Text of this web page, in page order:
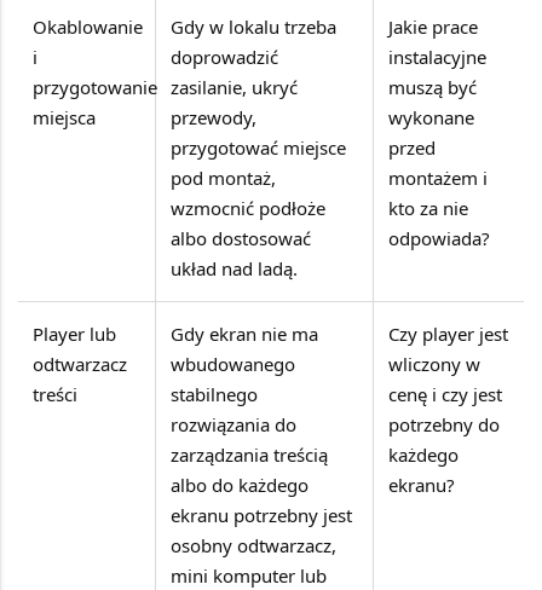
Okablowanie
i
przygotowanie
miejsca
Gdy w lokalu trzeba
doprowadzić
zasilanie, ukryć
przewody,
przygotować miejsce
pod montaż,
wzmocnić podłoże
albo dostosować
układ nad ladą.
Jakie prace
instalacyjne
muszą być
wykonane
przed
montażem i
kto za nie
odpowiada?
Player lub
odtwarzacz
treści
Gdy ekran nie ma
wbudowanego
stabilnego
rozwiązania do
zarządzania treścią
albo do każdego
ekranu potrzebny jest
osobny odtwarzacz,
mini komputer lub
Czy player jest
wliczony w
cenę i czy jest
potrzebny do
każdego
ekranu?